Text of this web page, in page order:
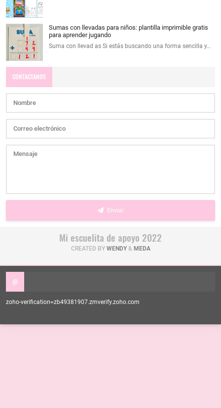
Sumas con llevadas para niños: plantilla imprimible gratis
para aprender jugando
Suma con llevad as Si estás buscando una forma sencilla y…
CONTACTANOS
Enviar
Mi escuelita de apoyo 2022
CREATED BY WENDY& MEDA
@
zoho-verification=zb49381907.zmverify.zoho.com